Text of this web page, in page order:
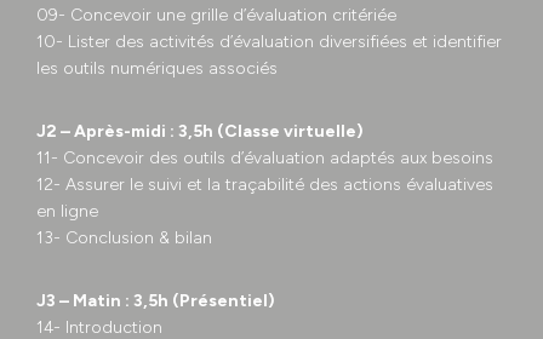
09- Concevoir une grille d’évaluation critériée
10- Lister des activités d’évaluation diversifiées et identifier
les outils numériques associés
J2 – Après-midi : 3,5h (Classe virtuelle)
11- Concevoir des outils d’évaluation adaptés aux besoins
12- Assurer le suivi et la traçabilité des actions évaluatives
en ligne
13- Conclusion & bilan
J3 – Matin : 3,5h (Présentiel)
14- Introduction